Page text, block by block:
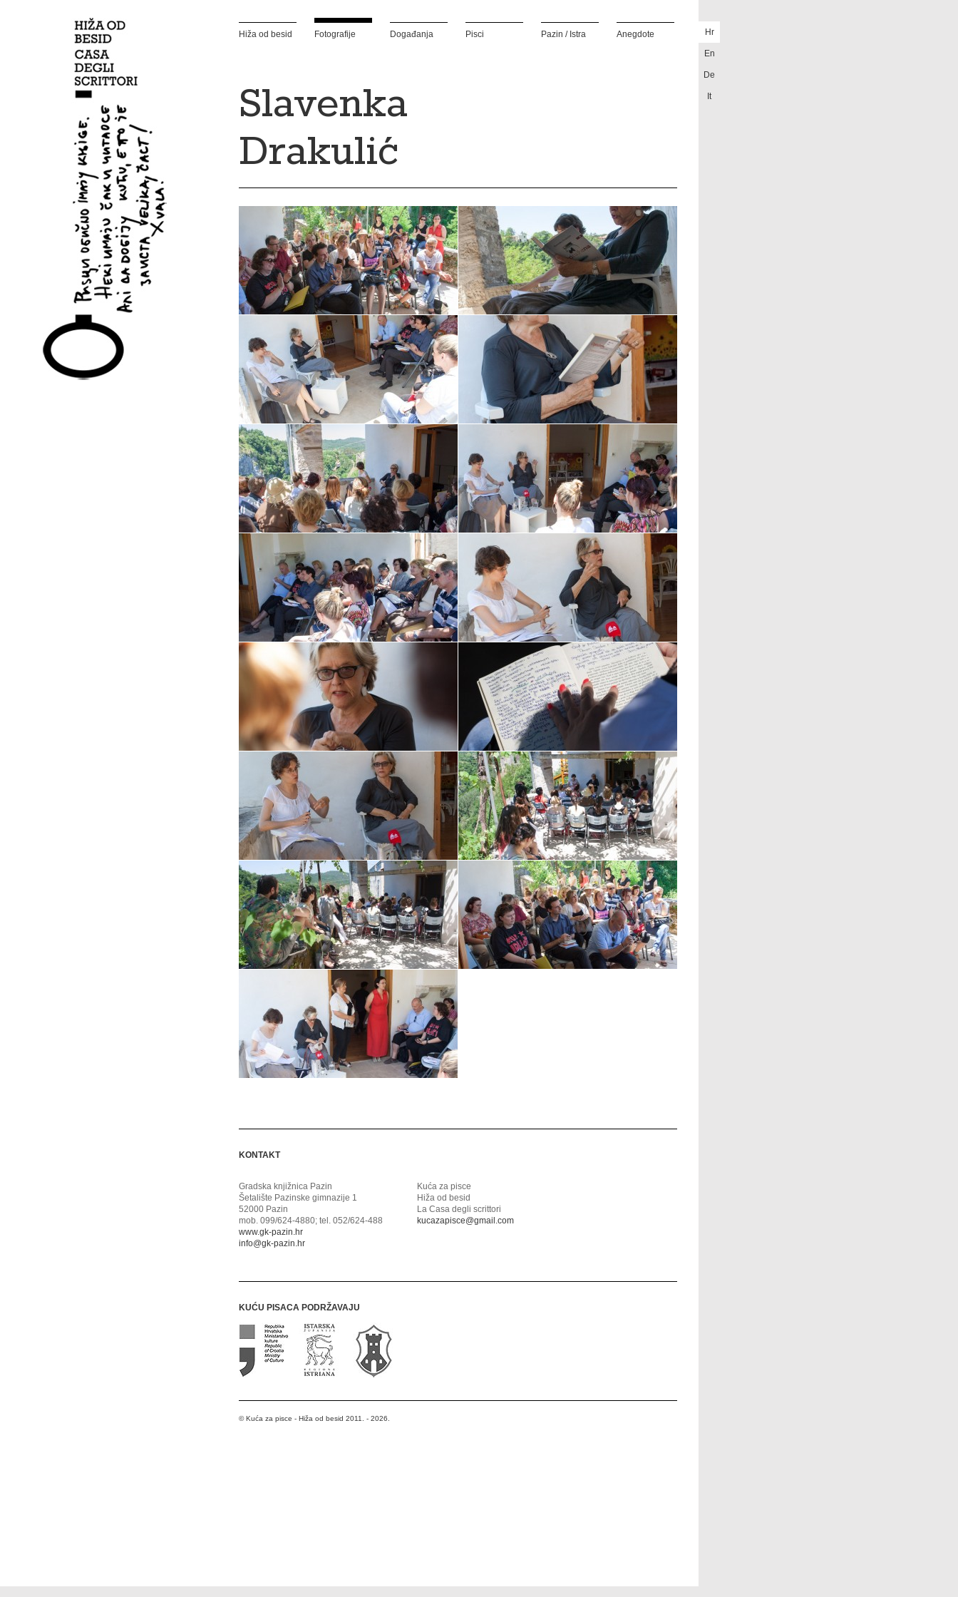
Hr
En
De
It
Hiža od besid Fotografije Događanja Pisci Pazin / Istra Anegdote
Slavenka
Drakulić
KONTAKT
Gradska knjižnica Pazin
Šetalište Pazinske gimnazije 1
52000 Pazin
mob. 099/624-4880; tel. 052/624-488
www.gk-pazin.hr
info@gk-pazin.hr
Kuća za pisce
Hiža od besid
La Casa degli scrittori
kucazapisce@gmail.com
KUĆU PISACA PODRŽAVAJU
© Kuća za pisce - Hiža od besid 2011. - 2026.